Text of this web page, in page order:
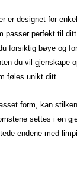
er designet for
passer perfekt til
forsiktig bøye og
du vil gjenskape
føles unikt ditt.
form, kan
settes i en
endene med